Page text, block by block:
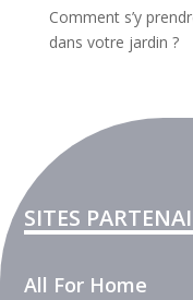
Comment s’y
dans votre jardin ?
SITES
All For Home